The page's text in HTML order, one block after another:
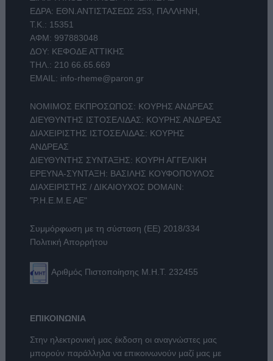
ΕΔΡΑ: ΕΘΝ.ΑΝΤΙΣΤΑΣΕΩΣ 253, ΠΑΛΛΗΝΗ,
Τ.Κ.: 15351
ΑΦΜ: 997883048
ΔΟΥ: ΚΕΦΟΔΕ ΑΤΤΙΚΗΣ
ΤΗΛ.: 210 66.65.669
EMAIL: info-rheme@paron.gr
ΝΟΜΙΜΟΣ ΕΚΠΡΟΣΩΠΟΣ: ΚΟΥΡΗΣ ΑΝΔΡΕΑΣ
ΔΙΕΥΘΥΝΤΗΣ ΙΣΤΟΣΕΛΙΔΑΣ: ΚΟΥΡΗΣ ΑΝΔΡΕΑΣ
ΔΙΑΧΕΙΡΙΣΤΗΣ ΙΣΤΟΣΕΛΙΔΑΣ: ΚΟΥΡΗΣ
ΑΝΔΡΕΑΣ
ΔΙΕΥΘΥΝΤΗΣ ΣΥΝΤΑΞΗΣ: ΚΟΥΡΗ ΑΓΓΕΛΙΚΗ
ΕΡΕΥΝΑ-ΣΥΝΤΑΞΗ: ΒΑΣΙΛΗΣ ΚΟΥΦΟΠΟΥΛΟΣ
ΔΙΑΧΕΙΡΙΣΤΗΣ / ΔΙΚΑΙΟΥΧΟΣ DOMAIN:
"Ρ.Η.Ε.Μ.Ε ΑΕ"
Συμμόρφωση με τη σύσταση (ΕΕ) 2018/334
Πολιτική Απορρήτου
Αριθμός Πιστοποίησης Μ.Η.Τ. 232455
ΕΠΙΚΟΙΝΩΝΙΑ
Στην ηλεκτρονική μας έκδοση οι αναγνώστες μας
μπορούν παράλληλα να επικοινωνούν μαζί μας με